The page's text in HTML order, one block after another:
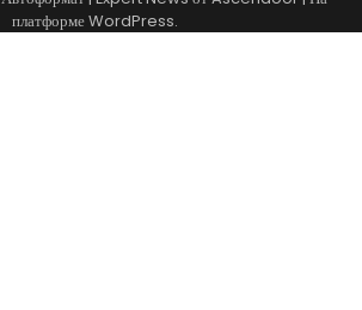
платформеWordPress.